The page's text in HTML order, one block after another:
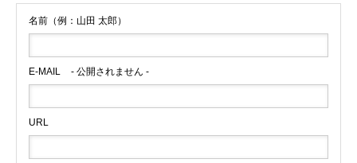
名前（例：山田 太郎）
E-MAIL - 公開されません -
URL